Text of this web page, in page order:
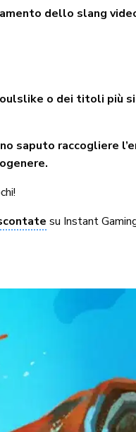
dello slang
o dei titoli più
saputo raccogliere
su Instant